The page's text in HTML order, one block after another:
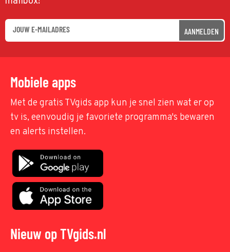
AANMELDEN
Mobiele apps
Met de gratis TVgids app kun je snel zien wat er op
tv is, eenvoudig je favoriete programma's bewaren
en alerts instellen.
Nieuw op TVgids.nl